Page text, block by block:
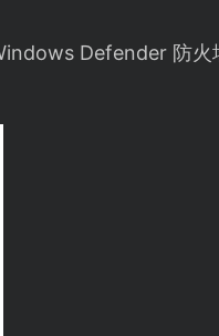
Defender 防火